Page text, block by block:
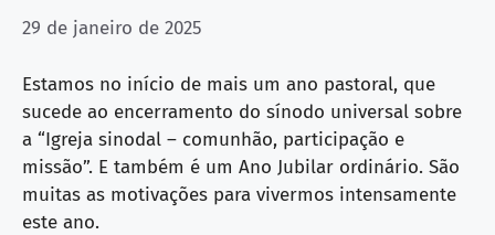
29 de janeiro de 2025
Estamos no início de mais um ano pastoral, que
sucede ao encerramento do sínodo universal sobre
a “Igreja sinodal – comunhão, participação e
missão”. E também é um Ano Jubilar ordinário. São
muitas as motivações para vivermos intensamente
este ano.